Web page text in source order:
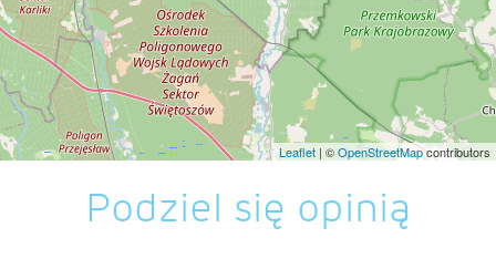
Leaflet | ©OpenStreetMapcontributors
Podziel się opinią